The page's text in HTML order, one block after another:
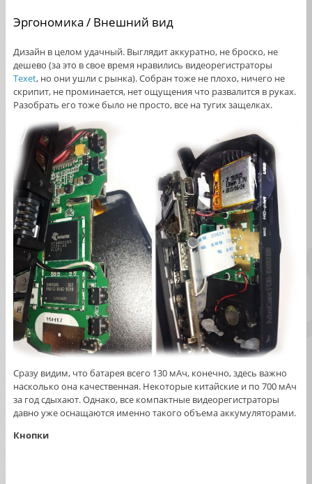
Эргономика / Внешний вид
Дизайн в целом удачный. Выглядит аккуратно, не броско, не
дешево (за это в свое время нравились видеорегистраторы
Texet, но они ушли с рынка). Собран тоже не плохо, ничего не
скрипит, не проминается, нет ощущения что развалится в руках.
Разобрать его тоже было не просто, все на тугих защелках.
Сразу видим, что батарея всего 130 мАч, конечно, здесь важно
насколько она качественная. Некоторые китайские и по 700 мАч
за год сдыхают. Однако, все компактные видеорегистраторы
давно уже оснащаются именно такого объема аккумуляторами.
Кнопки